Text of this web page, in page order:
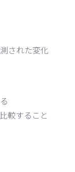
された変化
較すること